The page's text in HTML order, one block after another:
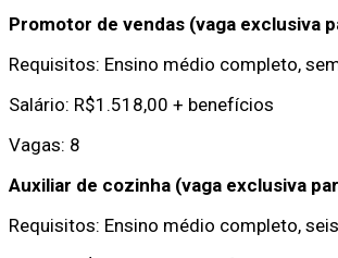
Promotor de vendas (vaga exclusiva
Requisitos: Ensino médio completo,
Salário: R$1.518,00 + benefícios
Vagas: 8
Auxiliar de cozinha (vaga exclusiva
Requisitos: Ensino médio completo,